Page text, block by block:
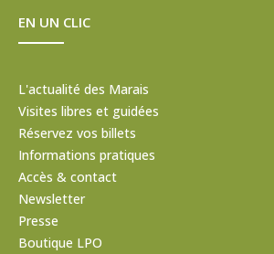
EN UN CLIC
L'actualité des Marais
Visites libres et guidées
Réservez vos billets
Informations pratiques
Accès & contact
Newsletter
Presse
Boutique LPO